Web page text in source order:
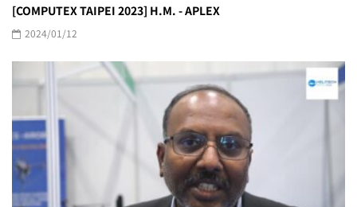
[COMPUTEX TAIPEI 2023] H.M. - APLEX
2024/01/12